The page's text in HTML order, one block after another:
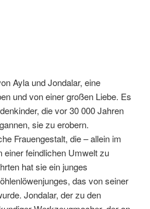
Ayla und Jondalar, eine
und von einer großen Liebe. Es
die vor 30 000 Jahren
sie zu erobern.
Frauengestalt, die – allein im
einer feindlichen Umwelt zu
hat sie ein junges
das von seiner
Jondalar, der zu den